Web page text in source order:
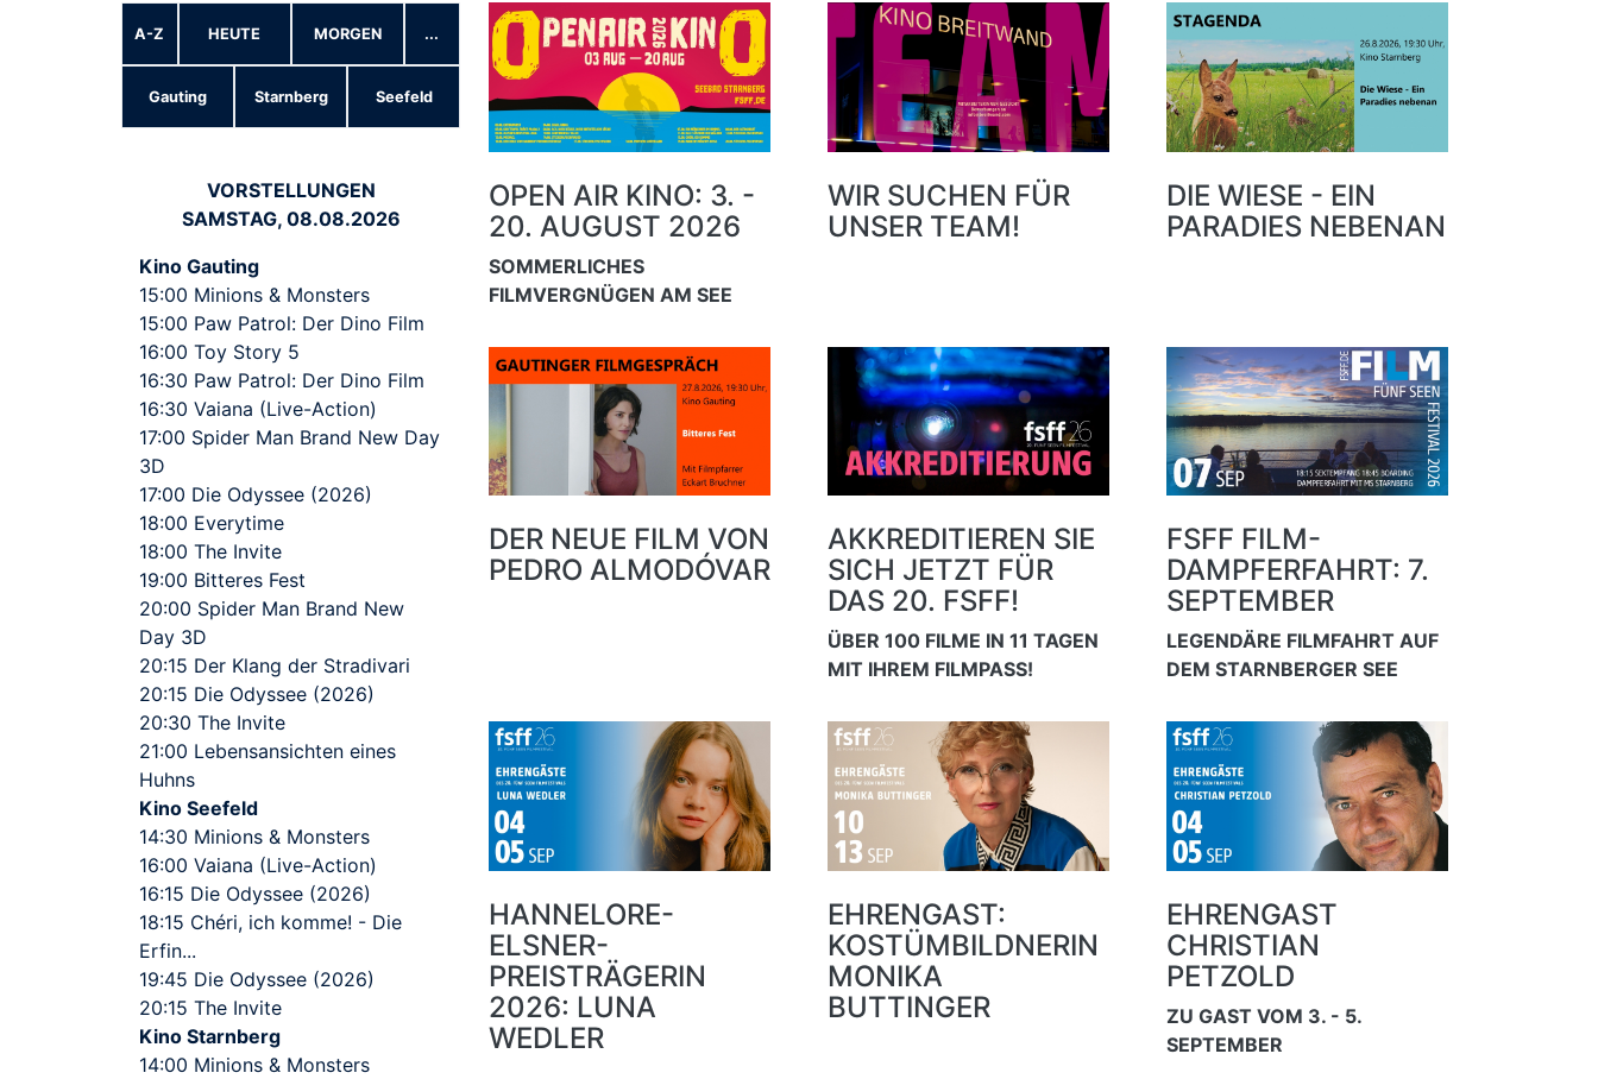
A-Z HEUTE MORGEN ...
Gauting Starnberg Seefeld
VORSTELLUNGEN
SAMSTAG, 08.08.2026
Kino Gauting
15:00 Minions & Monsters
15:00 Paw Patrol: Der Dino Film
16:00 Toy Story 5
16:30 Paw Patrol: Der Dino Film
16:30 Vaiana (Live-Action)
17:00 Spider Man Brand New Day
3D
17:00 Die Odyssee (2026)
18:00 Everytime
18:00 The Invite
19:00 Bitteres Fest
20:00 Spider Man Brand New
Day 3D
20:15 Der Klang der Stradivari
20:15 Die Odyssee (2026)
20:30 The Invite
21:00 Lebensansichten eines
Huhns
Kino Seefeld
14:30 Minions & Monsters
16:00 Vaiana (Live-Action)
16:15 Die Odyssee (2026)
18:15 Chéri, ich komme! - Die
Erfin...
19:45 Die Odyssee (2026)
20:15 The Invite
Kino Starnberg
14:00 Minions & Monsters
OPEN AIR KINO: 3. -
20. AUGUST 2026
SOMMERLICHES
FILMVERGNÜGEN AM SEE
WIR SUCHEN FÜR
UNSER TEAM!
DIE WIESE - EIN
PARADIES NEBENAN
DER NEUE FILM VON
PEDRO ALMODÓVAR
AKKREDITIEREN SIE
SICH JETZT FÜR
DAS 20. FSFF!
ÜBER 100 FILME IN 11 TAGEN
MIT IHREM FILMPASS!
FSFF FILM-
DAMPFERFAHRT: 7.
SEPTEMBER
LEGENDÄRE FILMFAHRT AUF
DEM STARNBERGER SEE
HANNELORE-
ELSNER-
PREISTRÄGERIN
2026: LUNA
WEDLER
EHRENGAST:
KOSTÜMBILDNERIN
MONIKA
BUTTINGER
EHRENGAST
CHRISTIAN
PETZOLD
ZU GAST VOM 3. - 5.
SEPTEMBER